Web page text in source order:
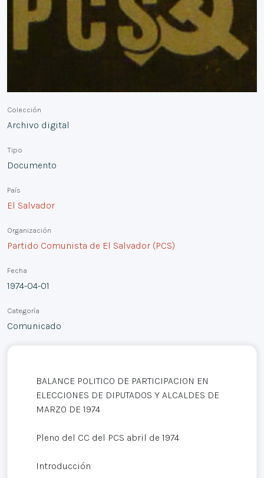
Colección
Archivo digital
Tipo
Documento
País
El Salvador
Organización
Partido Comunista de El Salvador (PCS)
Fecha
1974-04-01
Categoría
Comunicado
BALANCE POLITICO DE PARTICIPACION EN
ELECCIONES DE DIPUTADOS Y ALCALDES DE
MARZO DE 1974
Pleno del CC del PCS abril de 1974
Introducción